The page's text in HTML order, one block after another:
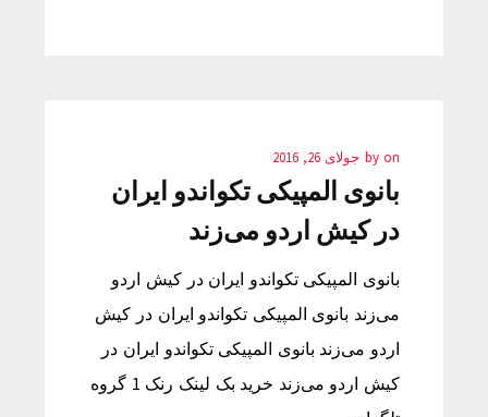
by on جولای 26, 2016
بانوی المپیکی تکواندو ایران
در کیش اردو می‌زند
بانوی المپیکی تکواندو ایران در کیش اردو
می‌زند بانوی المپیکی تکواندو ایران در کیش
اردو می‌زند بانوی المپیکی تکواندو ایران در
کیش اردو می‌زند خرید بک لینک رنک 1 گروه